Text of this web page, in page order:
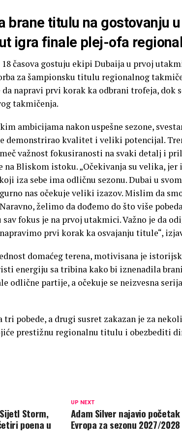
brane titulu na gostovanju
igra finale plej-ofa
18 časova gostuju ekipi Dubaija u prvoj
za šampionsku titulu regionalnog
napravi prvi korak ka odbrani trofeja, dok
takmičenja.
ambicijama nakon uspešne sezone,
demonstrirao kvalitet i veliki potencijal.
važnost fokusiranosti na svaki detalj i
na Bliskom istoku. „Očekivanja su velika,
iza sebe ima odličnu sezonu. Dubai u
nas očekuje veliki izazov. Mislim da
želimo da dođemo do što više
fokus je na prvoj utakmici. Važno je da
prvi korak ka osvajanju titule“,
domaćeg terena, motivisana je
energiju sa tribina kako bi iznenadila
odlične partije, a očekuje se neizvesna
pobede, a drugi susret zakazan je za
prestižnu regionalnu titulu i obezbediti
UP NEXT
Adam Silver najavio početak
Evropa za sezonu 2027/2028
Storm,
poena u